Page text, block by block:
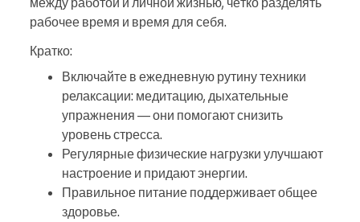
рабочее время и время для себя.
Кратко:
Включайте в ежедневную рутину техники
релаксации: медитацию, дыхательные
упражнения — они помогают снизить
уровень стресса.
Регулярные физические нагрузки улучшают
настроение и придают энергии.
Правильное питание поддерживает общее
здоровье.